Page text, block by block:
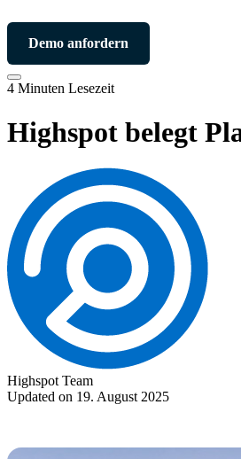
Demo anfordern
4 Minuten Lesezeit
Highspot belegt
Highspot Team
Updated on 19. August 2025